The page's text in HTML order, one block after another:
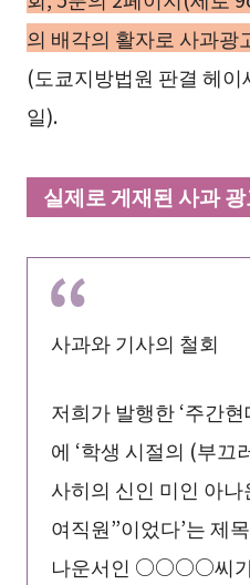
의 배각의 활자로 사과광
(도쿄지방법원 판결 헤
일).
실제로 게재된 사과
사과와 기사의 철회
저희가 발행한 ‘주간
에 ‘학생 시절의 (부끄
사히의 신인 미인 아
여직원”이었다’는 제
나운서인 ○○○○씨가